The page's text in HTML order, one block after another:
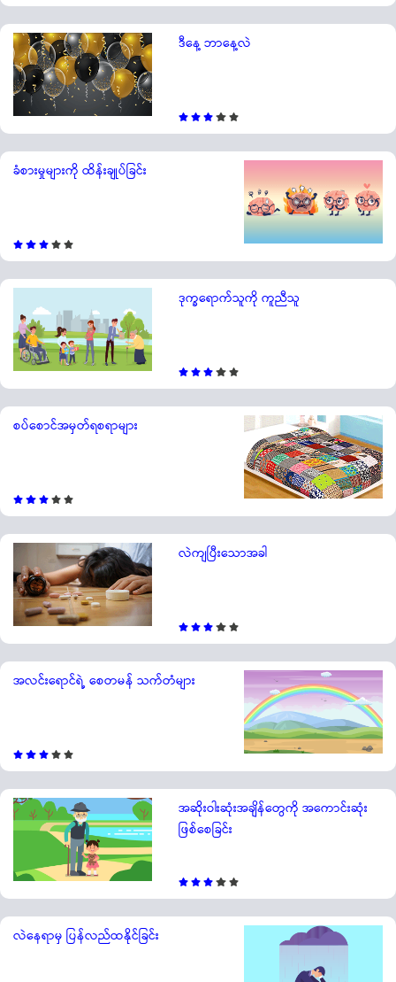
ဒီနေ့ ဘာနေ့လဲ
ခံစားမှုများကို ထိန်းချုပ်ခြင်း
ဒုက္ခရောက်သူကို ကူညီသူ
စပ်စောင်အမှတ်ရစရာများ
လဲကျပြီးသောအခါ
အလင်းရောင်ရဲ့ စေတမန် သက်တံများ
အဆိုးဝါးဆုံးအချိန်တွေကို အကောင်းဆုံး
ဖြစ်စေခြင်း
လဲနေရာမှ ပြန်လည်ထနိုင်ခြင်း